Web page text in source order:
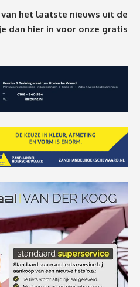
het laatste nieuws uit de
dan hier in voor onze gratis